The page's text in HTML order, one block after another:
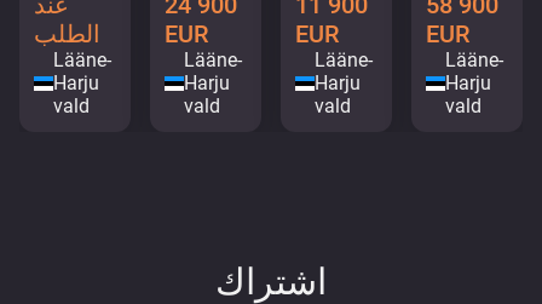
الطلب
Lääne-
Harju
vald
EUR
Lääne-
Harju
vald
EUR
Lääne-
Harju
vald
EUR
Lääne-
Harju
vald
اشتراك